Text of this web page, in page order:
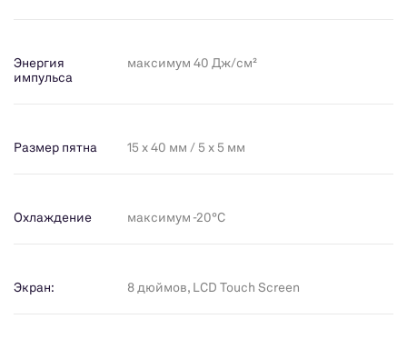
Энергия
импульса
максимум 40 Дж/см²
Размер пятна 15 x 40 мм / 5 х 5 мм
Охлаждение максимум -20°С
Экран: 8 дюймов, LCD Touch Screen